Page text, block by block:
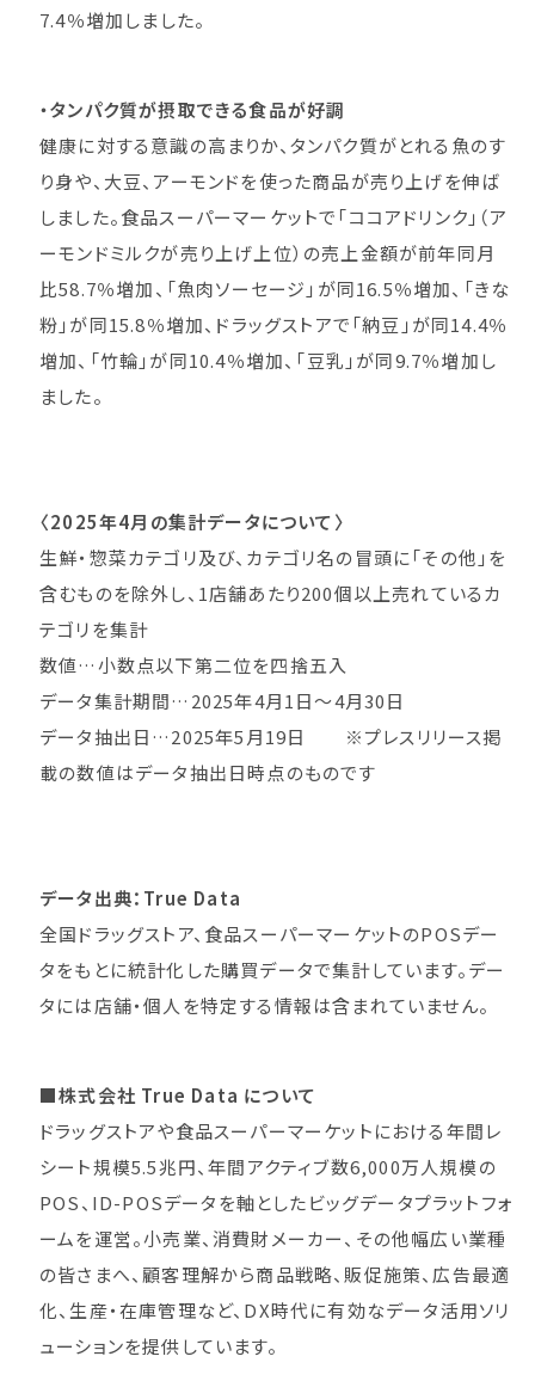
7.4％増加しました。
・タンパク質が摂取できる食品が好調
健康に対する意識の高まりか、タンパク質がとれる魚のす
り身や、大豆、アーモンドを使った商品が売り上げを伸ば
しました。食品スーパーマーケットで「ココアドリンク」（ア
ーモンドミルクが売り上げ上位）の売上金額が前年同月
比58.7％増加、「魚肉ソーセージ」が同16.5％増加、「きな
粉」が同15.8％増加、ドラッグストアで「納豆」が同14.4％
増加、「竹輪」が同10.4％増加、「豆乳」が同9.7％増加し
ました。
〈2025年4月の集計データについて〉
生鮮・惣菜カテゴリ及び、カテゴリ名の冒頭に「その他」を
含むものを除外し、1店舗あたり200個以上売れているカ
テゴリを集計
数値…小数点以下第二位を四捨五入
データ集計期間…2025年4月1日～4月30日
データ抽出日…2025年5月19日 ※プレスリリース掲
載の数値はデータ抽出日時点のものです
データ出典：True Data
全国ドラッグストア、食品スーパーマーケットのPOSデー
タをもとに統計化した購買データで集計しています。デー
タには店舗・個人を特定する情報は含まれていません。
■株式会社 True Data について
ドラッグストアや食品スーパーマーケットにおける年間レ
シート規模5.5兆円、年間アクティブ数6,000万人規模の
POS、ID-POSデータを軸としたビッグデータプラットフォ
ームを運営。小売業、消費財メーカー、その他幅広い業種
の皆さまへ、顧客理解から商品戦略、販促施策、広告最適
化、生産・在庫管理など、DX時代に有効なデータ活用ソリ
ューションを提供しています。